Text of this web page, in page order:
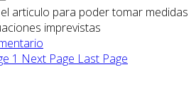
articulo para poder tomar medidas
imprevistas
1 Next Page Last Page